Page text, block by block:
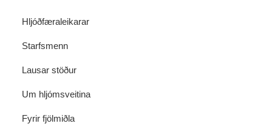
Hljóðfæraleikarar
Starfsmenn
Lausar stöður
Um hljómsveitina
Fyrir fjölmiðla